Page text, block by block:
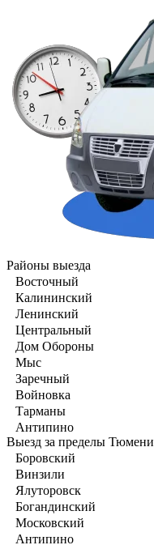
Районы выезда
Восточный
Калининский
Ленинский
Центральный
Дом Обороны
Мыс
Заречный
Войновка
Тарманы
Антипино
Выезд за пределы Тюмени
Боровский
Винзили
Ялуторовск
Богандинский
Московский
Антипино